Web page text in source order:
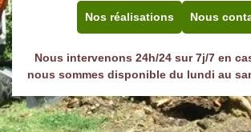
Nos réalisations Nous
Nous intervenons 24h/24 sur 7j/7 en
nous sommes disponible du lundi au